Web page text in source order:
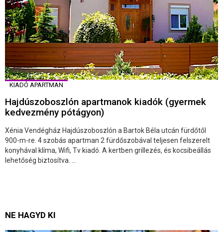
KIADÓ APARTMAN
Hajdúszoboszlón apartmanok kiadók (gyermek
kedvezmény pótágyon)
Xénia Vendégház Hajdúszoboszlón a Bartok Béla utcán fürdőtől
900-m-re. 4 szobás apartman 2 fürdőszobával teljesen felszerelt
konyhával klíma, Wifi, Tv kiadó. A kertben grillezés, és kocsibeállás
lehetőség biztosítva. ...
NE HAGYD KI